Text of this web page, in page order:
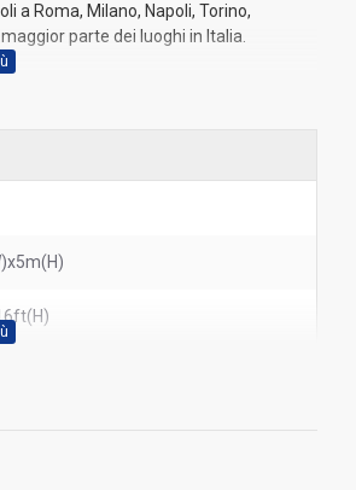
a Roma, Milano, Napoli, Torino,
parte dei luoghi in Italia.